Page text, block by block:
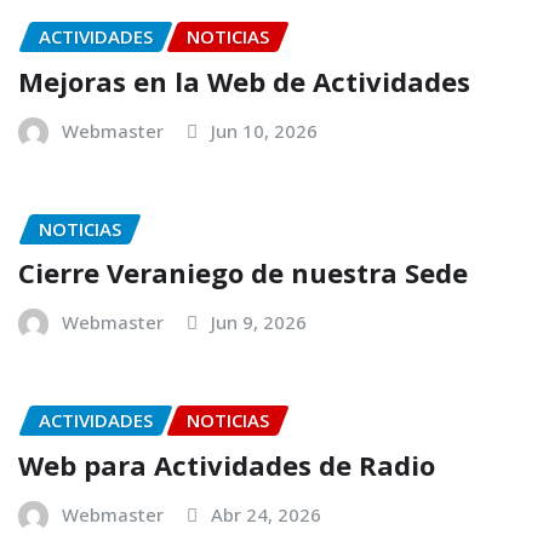
ACTIVIDADES NOTICIAS
Mejoras en la Web de Actividades
Webmaster Jun 10, 2026
NOTICIAS
Cierre Veraniego de nuestra Sede
Webmaster Jun 9, 2026
ACTIVIDADES NOTICIAS
Web para Actividades de Radio
Webmaster Abr 24, 2026